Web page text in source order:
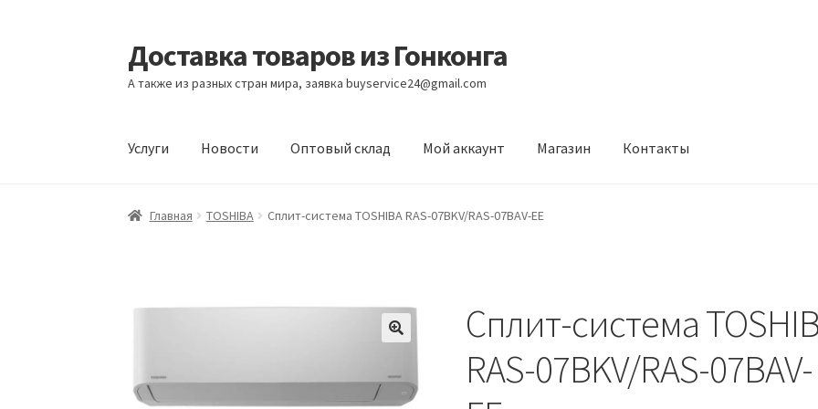
Перейти
к
навигации
Перейти
к
содержимому
Доставка товаров из Гонконга
А также из разных стран мира, заявка buyservice24@gmail.com
Услуги Новости Оптовый склад Мой аккаунт Магазин Контакты
Главная Контакты Корзина Мой аккаунтНовостиОптовый склад
Главная TOSHIBA Сплит-система TOSHIBA RAS-07BKV/RAS-07BAV-EE
Сплит-система
RAS-07BKV/RAS-07BAV-